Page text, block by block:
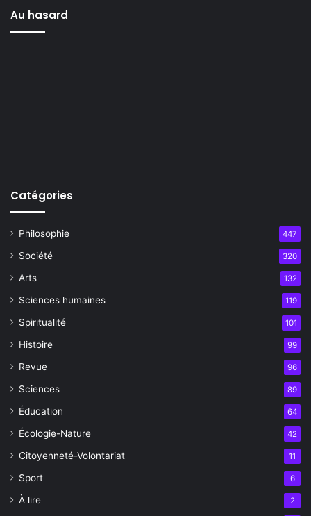
Au hasard
Catégories
Philosophie 447
Société 320
Arts 132
Sciences humaines 119
Spiritualité 101
Histoire 99
Revue 96
Sciences 89
Éducation 64
Écologie-Nature 42
Citoyenneté-Volontariat 11
Sport 6
À lire 2